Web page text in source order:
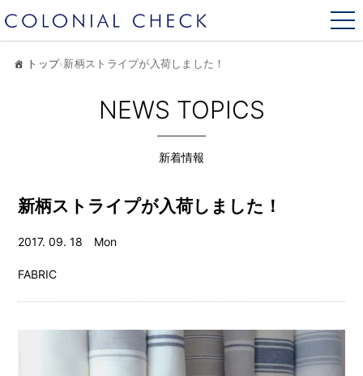
トップ›新柄ストライプが入荷しました！
NEWS TOPICS
新着情報
新柄ストライプが入荷しました！
2017. 09. 18 Mon
FABRIC